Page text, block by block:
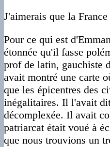
J'aimerais que la
Pour ce qui est
étonnée qu'il fasse
prof de latin, gauchiste
avait montré une carte
que les épicentres des
inégalitaires. Il l'avait
décomplexée. Il avait
patriarcat était voué à
que nous trouvions un